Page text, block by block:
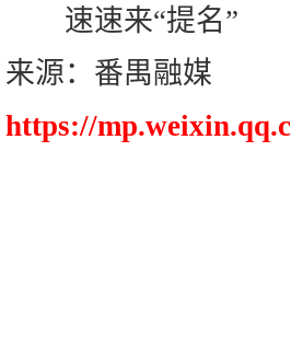
速速来“提名”
来源：番禺融媒
https://